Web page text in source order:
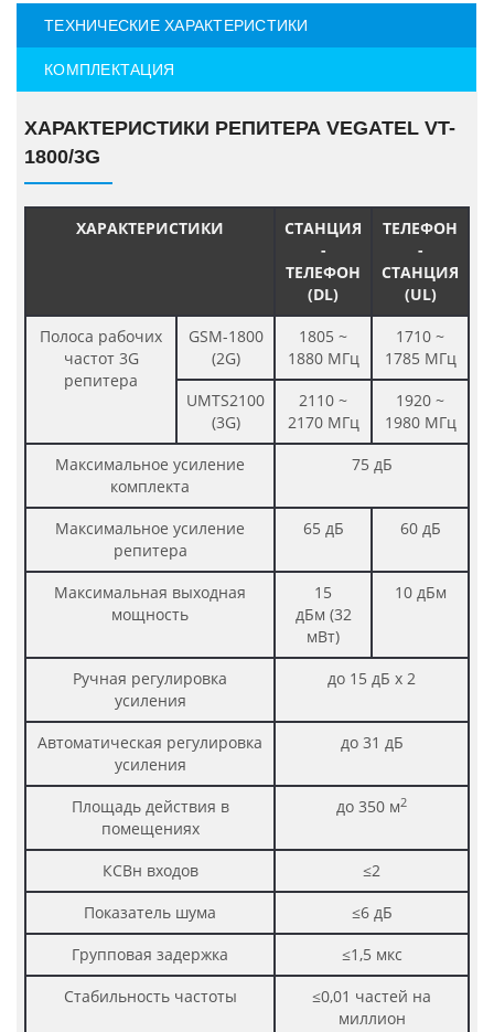
ТЕХНИЧЕСКИЕ ХАРАКТЕРИСТИКИ
КОМПЛЕКТАЦИЯ
ХАРАКТЕРИСТИКИ РЕПИТЕРА VEGATEL VT-
1800/3G
ХАРАКТЕРИСТИКИ
СТАНЦИЯ
-
ТЕЛЕФОН
(DL)
ТЕЛЕФОН
-
СТАНЦИЯ
(UL)
Полоса рабочих
частот 3G
репитера
GSM-1800
(2G)
1805 ~
1880 МГц
1710 ~
1785 МГц
UMTS2100
(3G)
2110 ~
2170 МГц
1920 ~
1980 МГц
Максимальное усиление
комплекта
75 дБ
Максимальное усиление
репитера
65 дБ 60 дБ
Максимальная выходная
мощность
15
дБм (32
мВт)
10 дБм
Ручная регулировка
усиления
до 15 дБ х 2
Автоматическая регулировка
усиления
до 31 дБ
Площадь действия в
помещениях
до 350 м2
КСВн входов
≤2
Показатель шума
≤6 дБ
Групповая задержка
≤1,5 мкс
Стабильность частоты
≤0,01 частей на
миллион